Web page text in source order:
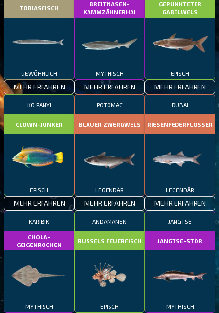
TOBIASFISCH
GEWÖHNLICH
MEHR ERFAHREN
BREITNASEN-
KAMMZÄHNERHAI
MYTHISCH
MEHR ERFAHREN
GEPUNKTETER
GABELWELS
EPISCH
MEHR ERFAHREN
KO PANYI
CLOWN-JUNKER
EPISCH
MEHR ERFAHREN
POTOMAC
BLAUER ZWERGWELS
LEGENDÄR
MEHR ERFAHREN
DUBAI
RIESENFEDERFLOSSER
LEGENDÄR
MEHR ERFAHREN
KARIBIK
CHOLA-
GEIGENROCHEN
MYTHISCH
ANDAMANEN
RUSSELS FEUERFISCH
EPISCH
JANGTSE
JANGTSE-STÖR
MYTHISCH